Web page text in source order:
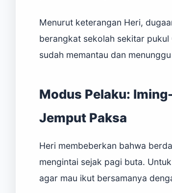
Menurut keterangan Heri,
berangkat sekolah sekitar
sudah memantau dan
Modus Pelaku:
Jemput Paksa
Heri membeberkan bahwa
mengintai sejak pagi buta.
agar mau ikut bersamanya